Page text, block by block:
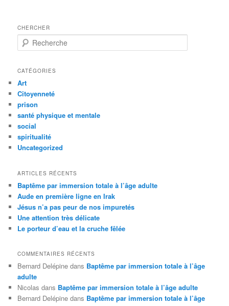
CHERCHER
e
h
r
c
h
e
CATÉGORIES
Art
Citoyenneté
prison
santé physique et mentale
social
spiritualité
Uncategorized
ARTICLES RÉCENTS
Baptême par immersion totale à l’âge adulte
Aude en première ligne en Irak
Jésus n’a pas peur de nos impuretés
Une attention très délicate
Le porteur d’eau et la cruche fêlée
COMMENTAIRES RÉCENTS
Bernard Delépine dans Baptême par immersion totale à l’âge
adulte
Nicolas dans Baptême par immersion totale à l’âge adulte
Bernard Delépine dans Baptême par immersion totale à l’âge